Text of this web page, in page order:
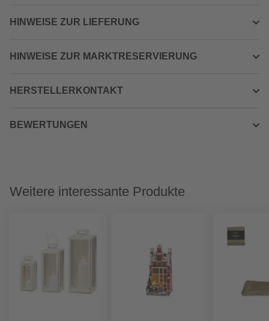
HINWEISE ZUR LIEFERUNG
HINWEISE ZUR MARKTRESERVIERUNG
HERSTELLERKONTAKT
BEWERTUNGEN
Weitere interessante Produkte